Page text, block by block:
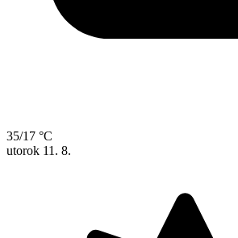
35/17 °C
utorok 11. 8.